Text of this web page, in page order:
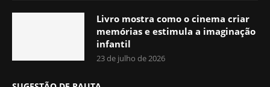
Livro mostra como o cinema criar
memórias e estimula a imaginação
infantil
23 de julho de 2026